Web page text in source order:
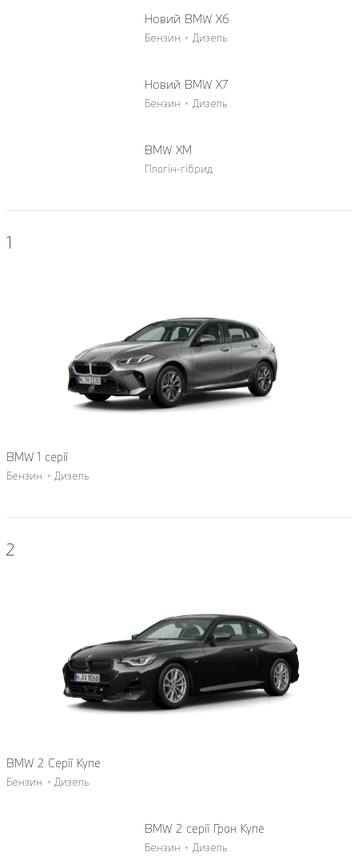
Новий BMW X6
Бензин Дизель
Новий BMW X7
Бензин Дизель
BMW XM
Плагін-гібрид
1
BMW 1 серії
Бензин Дизель
2
BMW 2 Серії Купе
Бензин Дизель
BMW 2 серії Гран Купе
Бензин Дизель